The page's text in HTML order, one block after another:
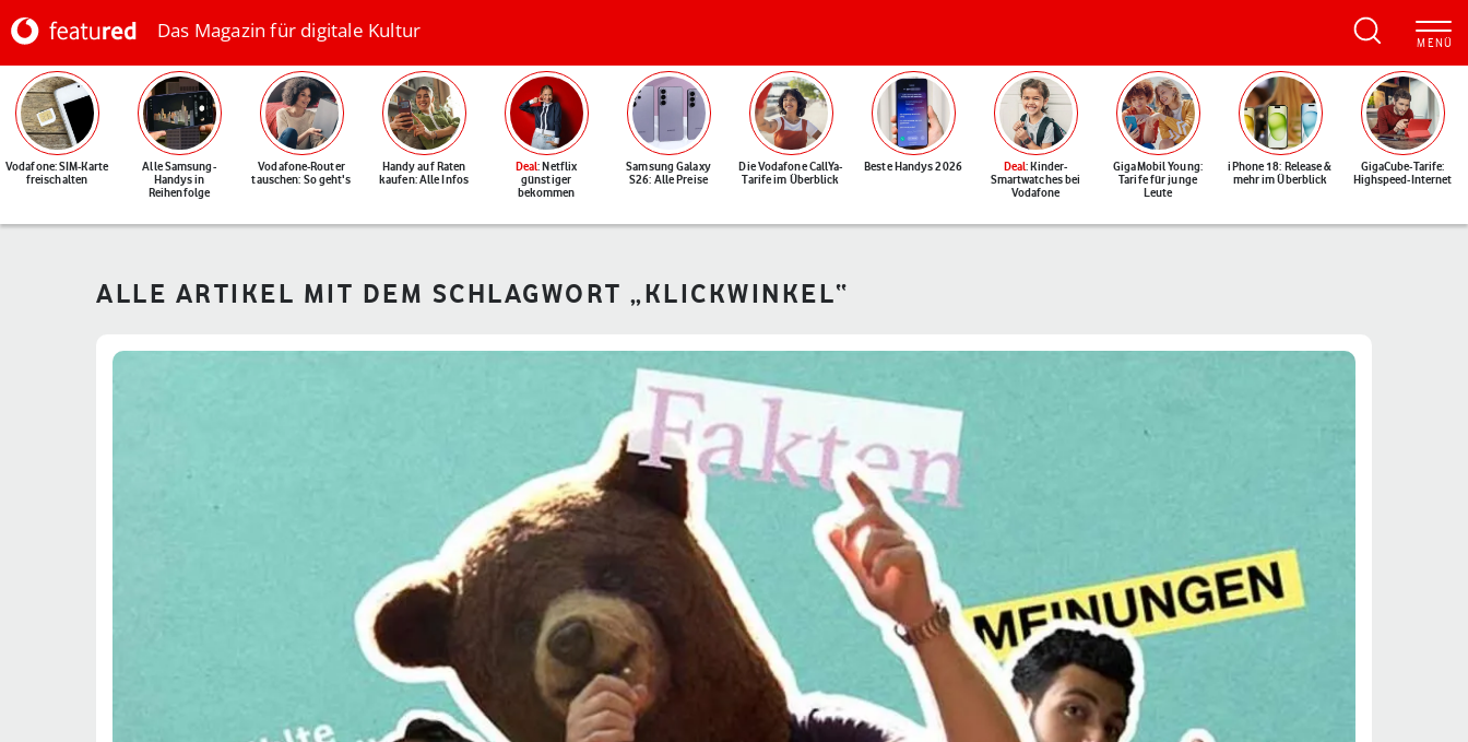
Das Magazin für digitale Kultur
Vodafone: SIM-Karte
freischalten
Alle Samsung-
Handys in
Reihenfolge
Vodafone-Router
tauschen: So geht's
Handy auf Raten
kaufen: Alle Infos
Deal: Netflix
günstiger
bekommen
Samsung Galaxy
S26: Alle Preise
Die Vodafone CallYa-
Tarife im Überblick
Beste Handys 2026 Deal: Kinder-
Smartwatches bei
Vodafone
GigaMobil Young:
Tarife für junge
Leute
iPhone 18: Release &
mehr im Überblick
GigaCube-Tarife:
Highspeed-Internet
ALLE ARTIKEL MIT DEM SCHLAGWORT „KLICKWINKEL“